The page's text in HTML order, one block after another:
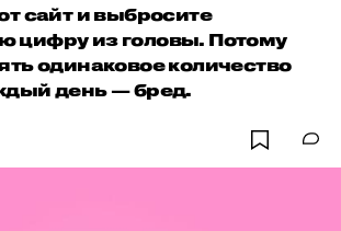
сайт и выбросите
цифру из головы. Потому
одинаковое количество
день — бред.